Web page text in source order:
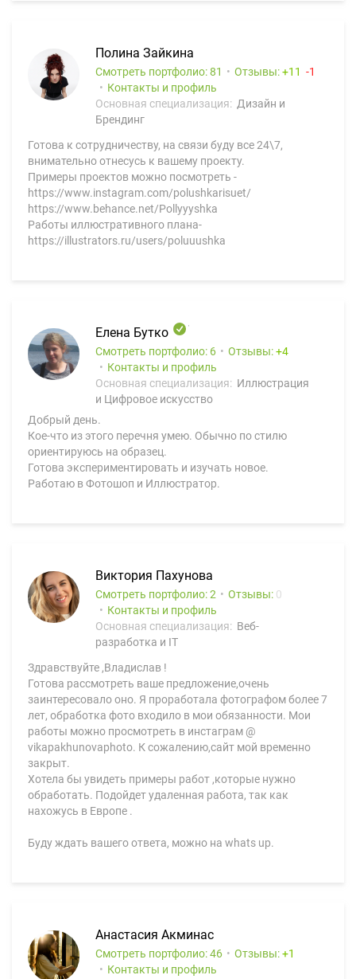
Полина Зайкина
Смотреть портфолио: 81 Отзывы: 11
1
Контакты и профиль
Основная специализация: Дизайн и
Брендинг
Готова к сотрудничеству, на связи буду все 24\7,
внимательно отнесусь к вашему проекту.
Примеры проектов можно посмотреть -
https://www.instagram.com/polushkarisuet/
https://www.behance.net/Pollyyyshka
Работы иллюстративного плана-
https://illustrators.ru/users/poluuushka
Елена Бутко
Смотреть портфолио: 6 Отзывы:
4
Контакты и профиль
Основная специализация: Иллюстрация
и Цифровое искусство
Добрый день.
Кое-что из этого перечня умею. Обычно по стилю
ориентируюсь на образец.
Готова экспериментировать и изучать новое.
Работаю в Фотошоп и Иллюстратор.
Виктория Пахунова
Смотреть портфолио: 2 Отзывы: 0
Контакты и профиль
Основная специализация: Веб-
разработка и IT
Здравствуйте ,Владислав !
Готова рассмотреть ваше предложение,очень
заинтересовало оно. Я проработала фотографом более 7
лет, обработка фото входило в мои обязанности. Мои
работы можно просмотреть в инстаграм @
vikapakhunovaphoto. К сожалению,сайт мой временно
закрыт.
Хотела бы увидеть примеры работ ,которые нужно
обработать. Подойдет удаленная работа, так как
нахожусь в Европе .
Буду ждать вашего ответа, можно на whats up.
Анастасия Акминас
Смотреть портфолио: 46 Отзывы:
1
Контакты и профиль